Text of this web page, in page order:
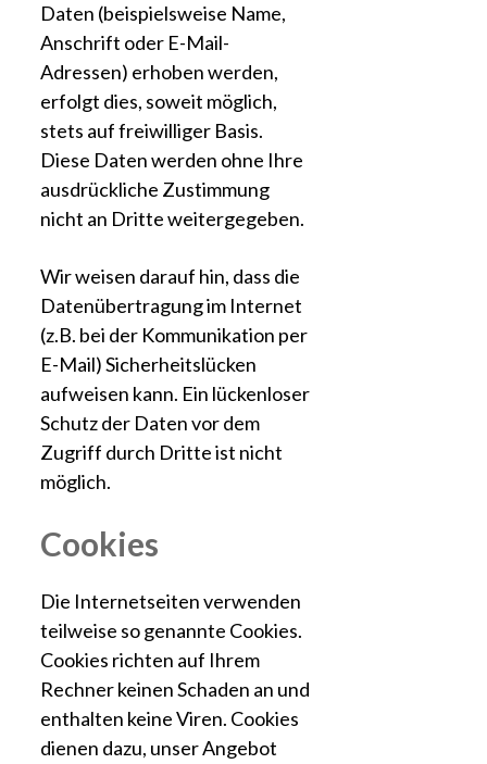
Daten (beispielsweise Name,
Anschrift oder E-Mail-
Adressen) erhoben werden,
erfolgt dies, soweit möglich,
stets auf freiwilliger Basis.
Diese Daten werden ohne Ihre
ausdrückliche Zustimmung
nicht an Dritte weitergegeben.
Wir weisen darauf hin, dass die
Datenübertragung im Internet
(z.B. bei der Kommunikation per
E-Mail) Sicherheitslücken
aufweisen kann. Ein lückenloser
Schutz der Daten vor dem
Zugriff durch Dritte ist nicht
möglich.
Cookies
Die Internetseiten verwenden
teilweise so genannte Cookies.
Cookies richten auf Ihrem
Rechner keinen Schaden an und
enthalten keine Viren. Cookies
dienen dazu, unser Angebot